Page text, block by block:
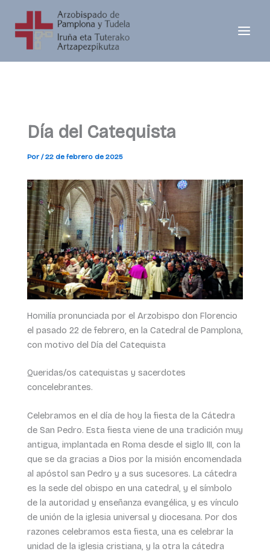
contenido
Día del Catequista
Por /22 de febrero de 2025
Homilía pronunciada por el Arzobispo don Florencio
el pasado 22 de febrero, en la Catedral de Pamplona,
con motivo del Día del Catequista
Queridas/os catequistas y sacerdotes
concelebrantes.
Celebramos en el día de hoy la fiesta de la Cátedra
de San Pedro. Esta fiesta viene de una tradición muy
antigua, implantada en Roma desde el siglo III, con la
que se da gracias a Dios por la misión encomendada
al apóstol san Pedro y a sus sucesores. La cátedra
es la sede del obispo en una catedral, y el símbolo
de la autoridad y enseñanza evangélica, y es vínculo
de unión de la iglesia universal y diocesana. Por dos
razones celebramos esta fiesta, una es celebrar la
unidad de la iglesia cristiana, y la otra la cátedra